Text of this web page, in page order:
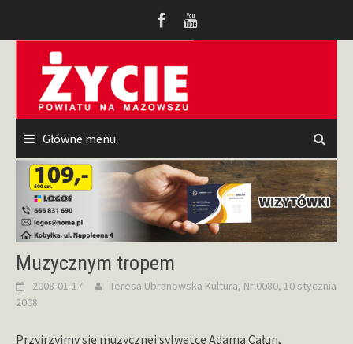
Główne menu
Muzycznym tropem
2008-01-17 Teresa Ubranowska Kultura, Nr 0080, 10 stycznia
2008
Przyjrzyjmy się muzycznej sylwetce Adama Całun,